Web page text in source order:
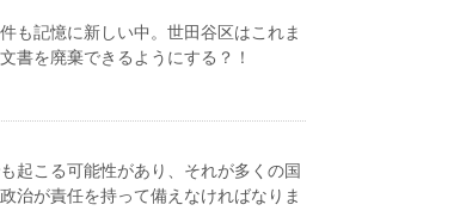
も記憶に新しい中。世田谷区はこれま
書を廃棄できるようにする？！
起こる可能性があり、それが多くの国
治が責任を持って備えなければなりま